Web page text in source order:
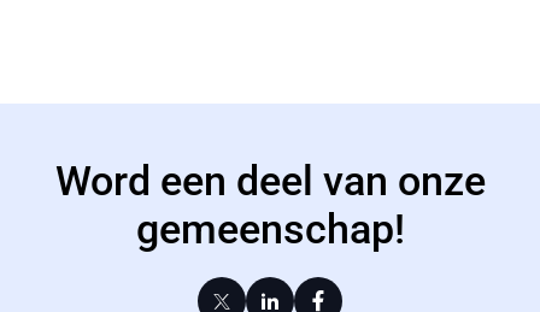
Word een deel van onze
gemeenschap!